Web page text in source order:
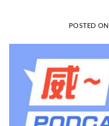
POSTED ON